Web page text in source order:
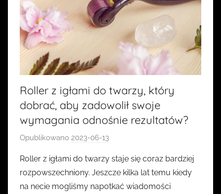
Roller z igłami do twarzy, który
dobrać, aby zadowolił swoje
wymagania odnośnie rezultatów?
Opublikowano 2023-06-13
z
e
z
Roller z igłami do twarzy staje się coraz bardziej
rozpowszechniony. Jeszcze kilka lat temu kiedy
na necie mogliśmy napotkać wiadomości